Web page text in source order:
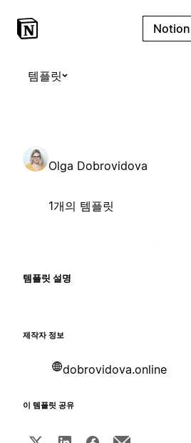
Notion
템플릿
Olga Dobrovidova
1개의 템플릿
템플릿 설명
제작자 정보
dobrovidova.online
이 템플릿 공유